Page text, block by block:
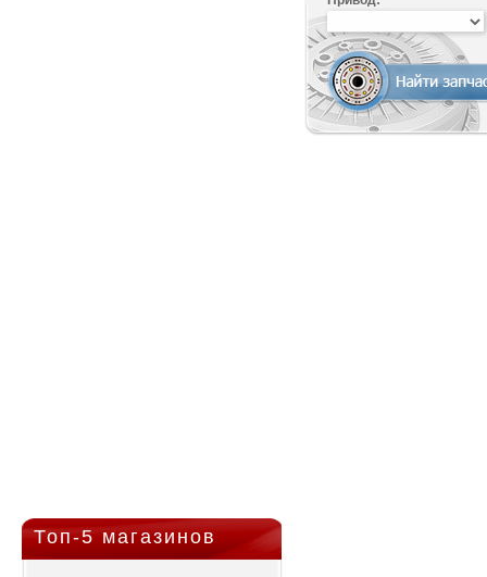
Топ-5 магазинов